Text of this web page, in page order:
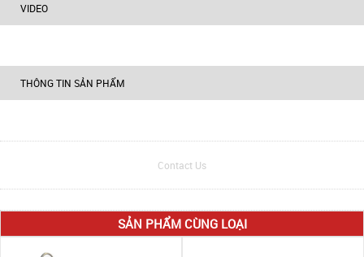
VIDEO
THÔNG TIN SẢN PHẨM
Contact Us
SẢN PHẨM CÙNG LOẠI